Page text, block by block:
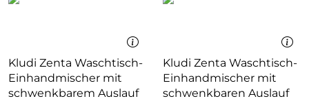
Kludi Zenta Waschtisch-
Einhandmischer mit
schwenkbarem Auslauf
Kludi Zenta Waschtisch-
Einhandmischer mit
schwenkbaren Auslauf